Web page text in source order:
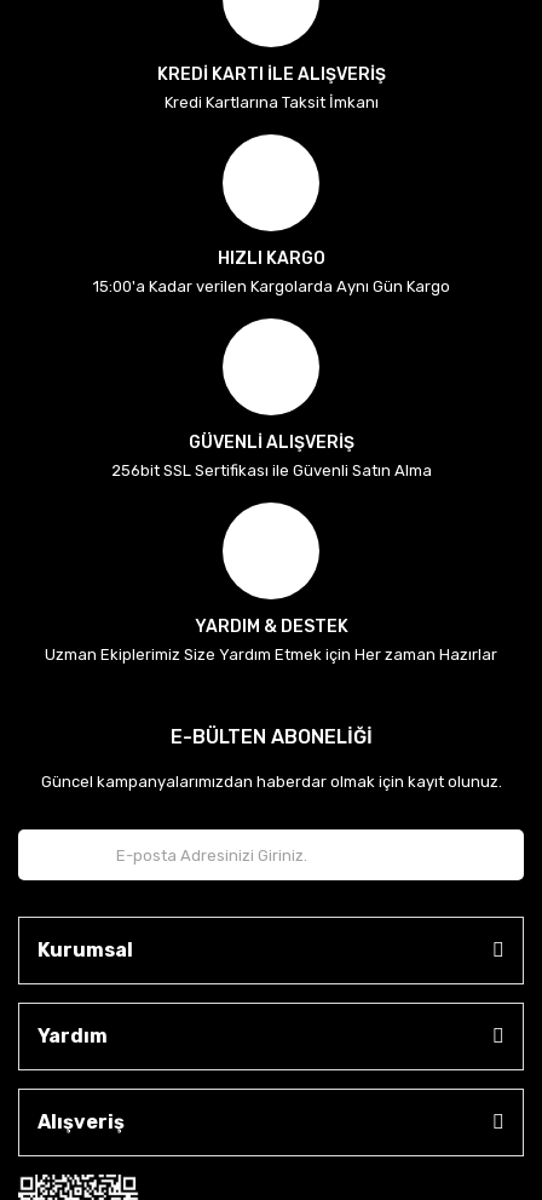
KREDİ KARTI İLE ALIŞVERİŞ
Kredi Kartlarına Taksit İmkanı
HIZLI KARGO
15:00'a Kadar verilen Kargolarda Aynı Gün Kargo
GÜVENLİ ALIŞVERİŞ
256bit SSL Sertifikası ile Güvenli Satın Alma
YARDIM & DESTEK
Uzman Ekiplerimiz Size Yardım Etmek için Her zaman Hazırlar
E-BÜLTEN ABONELİĞİ
Güncel kampanyalarımızdan haberdar olmak için kayıt olunuz.
Kurumsal
Yardım
Alışveriş